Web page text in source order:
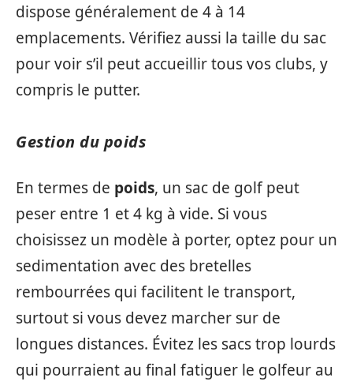
dispose généralement de 4 à 14
emplacements. Vérifiez aussi la taille du sac
pour voir s’il peut accueillir tous vos clubs, y
compris le putter.
Gestion du poids
En termes de poids, un sac de golf peut
peser entre 1 et 4 kg à vide. Si vous
choisissez un modèle à porter, optez pour un
sedimentation avec des bretelles
rembourrées qui facilitent le transport,
surtout si vous devez marcher sur de
longues distances. Évitez les sacs trop lourds
qui pourraient au final fatiguer le golfeur au